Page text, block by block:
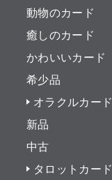
動物のカード
癒しのカード
かわいいカード
希少品
オラクルカード
新品
中古
タロットカード